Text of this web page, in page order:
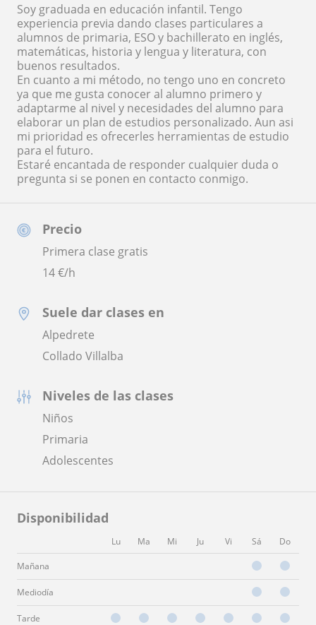
Precio
Primera clase gratis
14€/h
Suele dar clases en
Alpedrete
Collado Villalba
Niveles de las clases
Niños
Primaria
Adolescentes
Disponibilidad
Lu Ma Mi Ju Vi Sá Do
Mañana
Mediodía
Tarde
Soy graduada en educación infantil. Tengo
experiencia previa dando clases particulares a
alumnos de primaria, ESO y bachillerato en inglés,
matemáticas, historia y lengua y literatura, con
buenos resultados.
En cuanto a mi método, no tengo uno en concreto
ya que me gusta conocer al alumno primero y
adaptarme al nivel y necesidades del alumno para
elaborar un plan de estudios personalizado. Aun asi
mi prioridad es ofrecerles herramientas de estudio
para el futuro.
Estaré encantada de responder cualquier duda o
pregunta si se ponen en contacto conmigo.